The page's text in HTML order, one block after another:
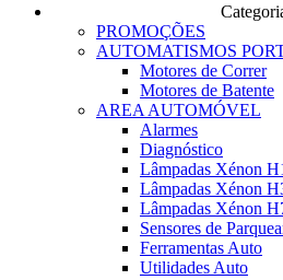
PROMOÇÕES
AUTOMATISMOS
Motores de Correr
Motores de Batente
AREA AUTOMÓVEL
Alarmes
Diagnóstico
Lâmpadas Xénon
Lâmpadas Xénon
Lâmpadas Xénon
Sensores de
Ferramentas Auto
Utilidades Auto